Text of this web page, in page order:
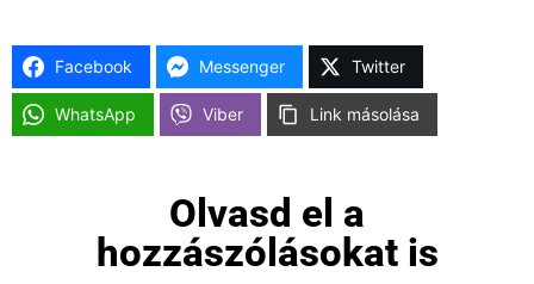
Facebook Messenger Twitter
WhatsApp Viber Link másolása
Olvasd el a
hozzászólásokat is